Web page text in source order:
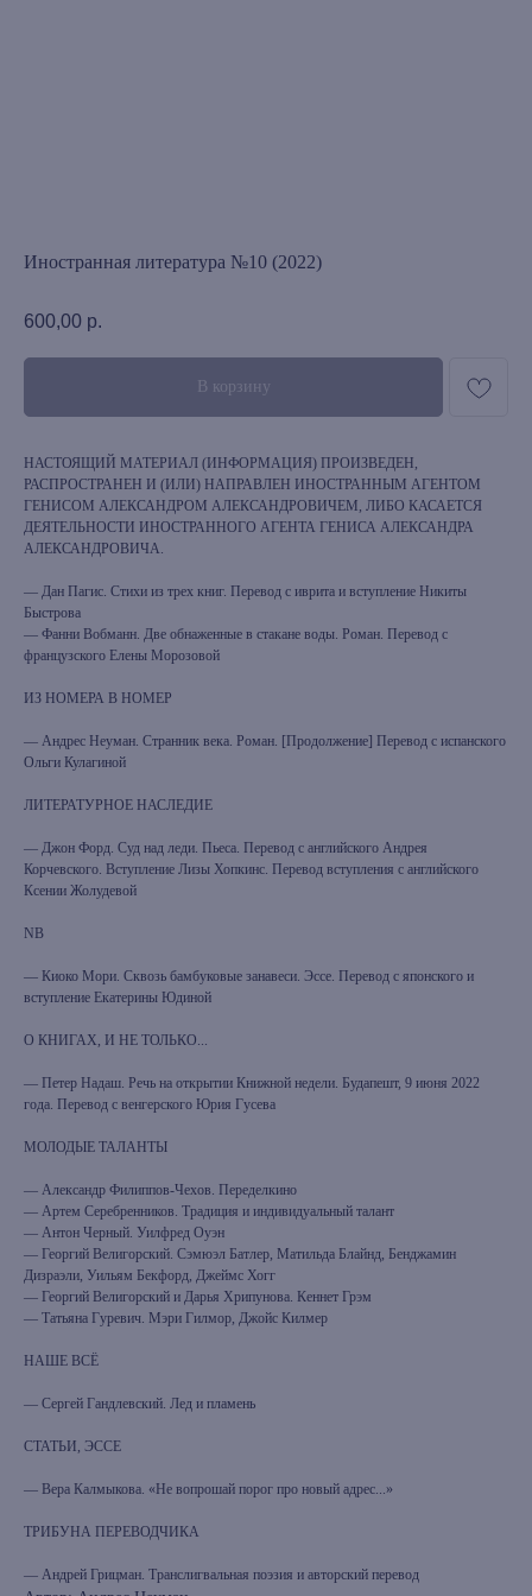
Иностранная литература №10 (2022)
600,00 р.
В корзину
НАСТОЯЩИЙ МАТЕРИАЛ (ИНФОРМАЦИЯ) ПРОИЗВЕДЕН,
РАСПРОСТРАНЕН И (ИЛИ) НАПРАВЛЕН ИНОСТРАННЫМ АГЕНТОМ
ГЕНИСОМ АЛЕКСАНДРОМ АЛЕКСАНДРОВИЧЕМ, ЛИБО КАСАЕТСЯ
ДЕЯТЕЛЬНОСТИ ИНОСТРАННОГО АГЕНТА ГЕНИСА АЛЕКСАНДРА
АЛЕКСАНДРОВИЧА.
— Дан Пагис. Стихи из трех книг. Перевод с иврита и вступление Никиты
Быстрова
— Фанни Вобманн. Две обнаженные в стакане воды. Роман. Перевод с
французского Елены Морозовой
ИЗ НОМЕРА В НОМЕР
— Андрес Неуман. Странник века. Роман. [Продолжение] Перевод с испанского
Ольги Кулагиной
ЛИТЕРАТУРНОЕ НАСЛЕДИЕ
— Джон Форд. Суд над леди. Пьеса. Перевод с английского Андрея
Корчевского. Вступление Лизы Хопкинс. Перевод вступления с английского
Ксении Жолудевой
NB
— Киоко Мори. Сквозь бамбуковые занавеси. Эссе. Перевод с японского и
вступление Екатерины Юдиной
О КНИГАХ, И НЕ ТОЛЬКО...
— Петер Надаш. Речь на открытии Книжной недели. Будапешт, 9 июня 2022
года. Перевод с венгерского Юрия Гусева
МОЛОДЫЕ ТАЛАНТЫ
— Александр Филиппов-Чехов. Переделкино
— Артем Серебренников. Традиция и индивидуальный талант
— Антон Черный. Уилфред Оуэн
— Георгий Велигорский. Сэмюэл Батлер, Матильда Блайнд, Бенджамин
Дизраэли, Уильям Бекфорд, Джеймс Хогг
— Георгий Велигорский и Дарья Хрипунова. Кеннет Грэм
— Татьяна Гуревич. Мэри Гилмор, Джойс Килмер
НАШЕ ВСЁ
— Сергей Гандлевский. Лед и пламень
СТАТЬИ, ЭССЕ
— Вера Калмыкова. «Не вопрошай порог про новый адрес...»
ТРИБУНА ПЕРЕВОДЧИКА
— Андрей Грицман. Транслигвальная поэзия и авторский перевод
книжный интернет-магазин из
Каталог